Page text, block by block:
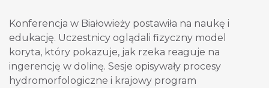
Konferencja w Białowieży postawiła na naukę i
edukację. Uczestnicy oglądali fizyczny model
koryta, który pokazuje, jak rzeka reaguje na
ingerencję w dolinę. Sesje opisywały procesy
hydromorfologiczne i krajowy program